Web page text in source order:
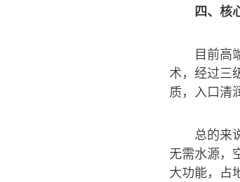
四、核
目前高
术，经过三
质，入口清
总的来
无需水源，
大功能，占